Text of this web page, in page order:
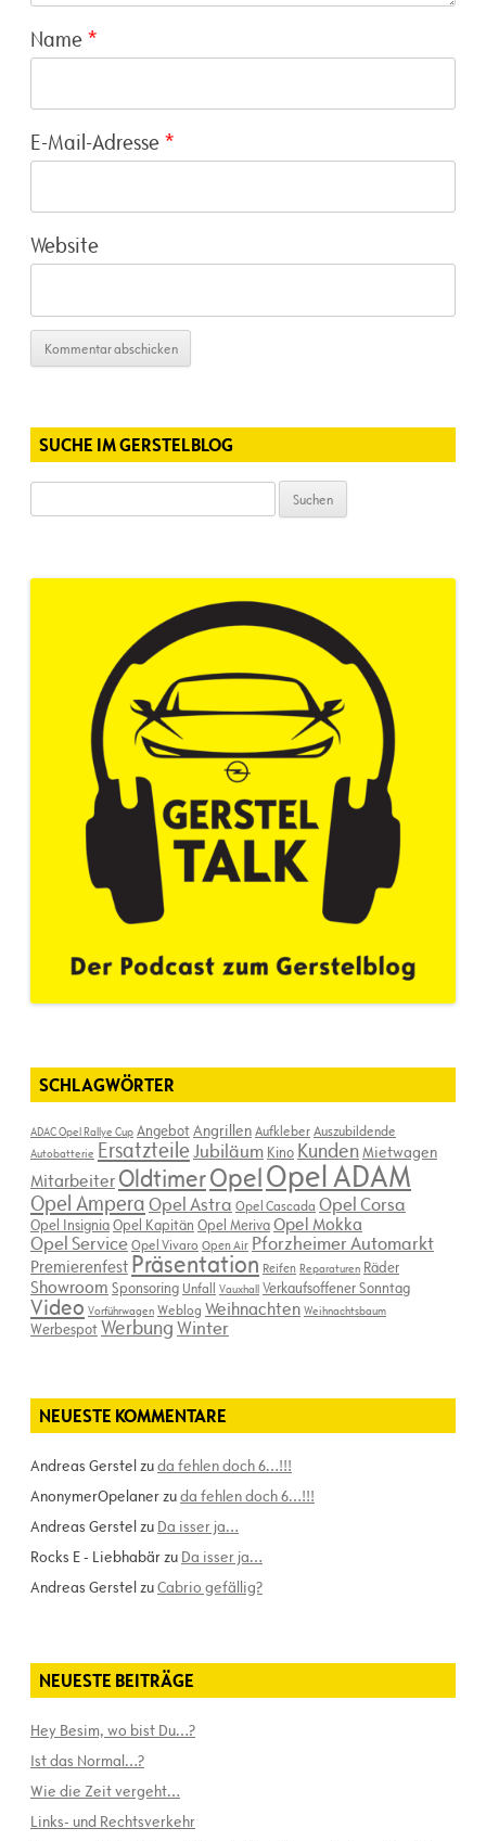
Name *
E-Mail-Adresse *
Website
SUCHE IM GERSTELBLOG
nach:
SCHLAGWÖRTER
ADAC Opel Rallye Cup AngebotAngrillenAufkleberAuszubildende
Autobatterie ErsatzteileJubiläum Kino KundenMietwagen
Mitarbeiter OldtimerOpelOpel ADAM
Opel AmperaOpel Astra Opel Cascada Opel Corsa
Opel InsigniaOpel Kapitän Opel MerivaOpel Mokka
Opel ServiceOpel Vivaro Open Air Pforzheimer Automarkt
Premierenfest Präsentation Reifen Reparaturen Räder
Showroom Sponsoring Unfall Vauxhall Verkaufsoffener Sonntag
Video Vorführwagen Weblog Weihnachten Weihnachtsbaum
WerbespotWerbungWinter
NEUESTE KOMMENTARE
Andreas Gerstelzuda fehlen doch 6…!!!
AnonymerOpelanerzuda fehlen doch 6…!!!
Andreas Gerstelzu Da isser ja…
Rocks E - Liebhabärzu Da isser ja…
Andreas GerstelzuCabrio gefällig?
NEUESTE BEITRÄGE
Hey Besim, wo bist Du…?
Ist das Normal…?
Wie die Zeit vergeht…
Links- und Rechtsverkehr